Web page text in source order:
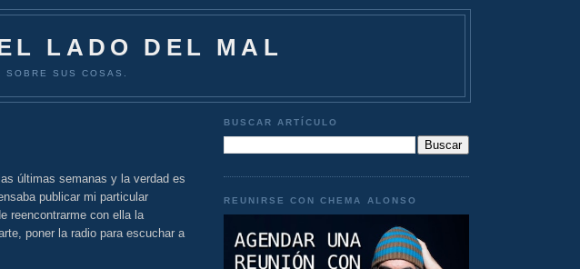
LADO DEL MAL
SOBRE SUS COSAS.
últimas semanas y la verdad es
publicar mi particular
reencontrarme con ella la
poner la radio para escuchar a
BUSCAR ARTÍCULO
REUNIRSE CON CHEMA ALONSO